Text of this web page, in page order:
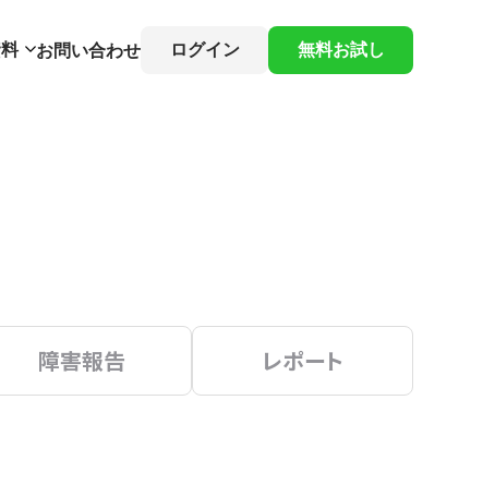
お問い合わせ ログイン 無料お試し
障害報告 レポート